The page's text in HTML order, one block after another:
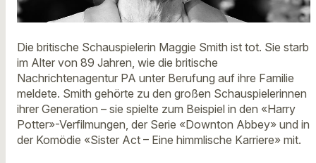
Die britische Schauspielerin Maggie Smith ist tot. Sie starb
im Alter von 89 Jahren, wie die britische
Nachrichtenagentur PA unter Berufung auf ihre Familie
meldete. Smith gehörte zu den großen Schauspielerinnen
ihrer Generation – sie spielte zum Beispiel in den «Harry
Potter»-Verfilmungen, der Serie «Downton Abbey» und in
der Komödie «Sister Act – Eine himmlische Karriere» mit.